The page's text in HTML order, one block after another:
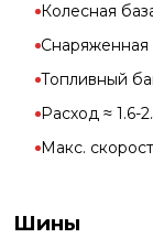
Колесная
Снаряженная
Топливный
Расход ≈ 1.6-
Макс.
Шины